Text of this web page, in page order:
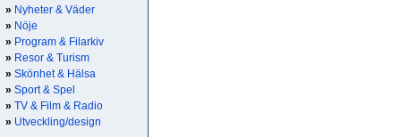
» Nyheter & Väder
» Nöje
» Program & Filarkiv
» Resor & Turism
» Skönhet & Hälsa
» Sport & Spel
» TV & Film & Radio
» Utveckling/design